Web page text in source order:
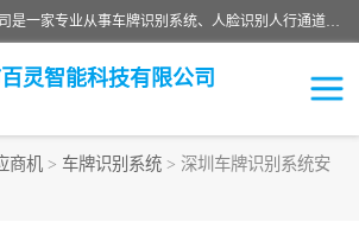
广州百灵智能科技有限公司是一家专业从事车牌识别系统、人脸识别人行通道、安防监控交通设施、停车场智能管理系统、停车场云平台、车牌识别一体机、自动道闸、通道设备、交通设施及交通划线等产品研发、生产和销售的高新技术企业。
灵智能科技有限公司
商机 > 车牌识别系统 > 深圳车牌识别系统安
系统